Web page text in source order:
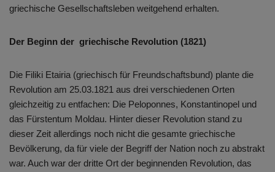
griechische Gesellschaftsleben weitgehend erhalten.
Der Beginn der griechische Revolution (1821)
Die Filiki Etairia (griechisch für Freundschaftsbund) plante die
Revolution am 25.03.1821 aus drei verschiedenen Orten
gleichzeitig zu entfachen: Die Peloponnes, Konstantinopel und
das Fürstentum Moldau. Hinter dieser Revolution stand zu
dieser Zeit allerdings noch nicht die gesamte griechische
Bevölkerung, da für viele der Begriff der Nation noch zu abstrakt
war. Auch war der dritte Ort der beginnenden Revolution, das